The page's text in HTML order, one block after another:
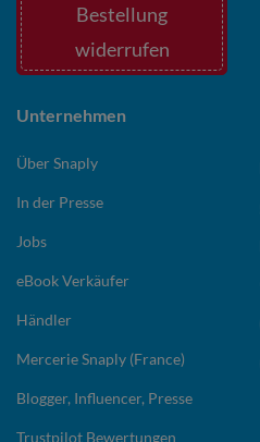
Bestellung
widerrufen
Unternehmen
Über Snaply
In der Presse
Jobs
eBook Verkäufer
Händler
Mercerie Snaply (France)
Blogger, Influencer, Presse
Trustpilot Bewertungen